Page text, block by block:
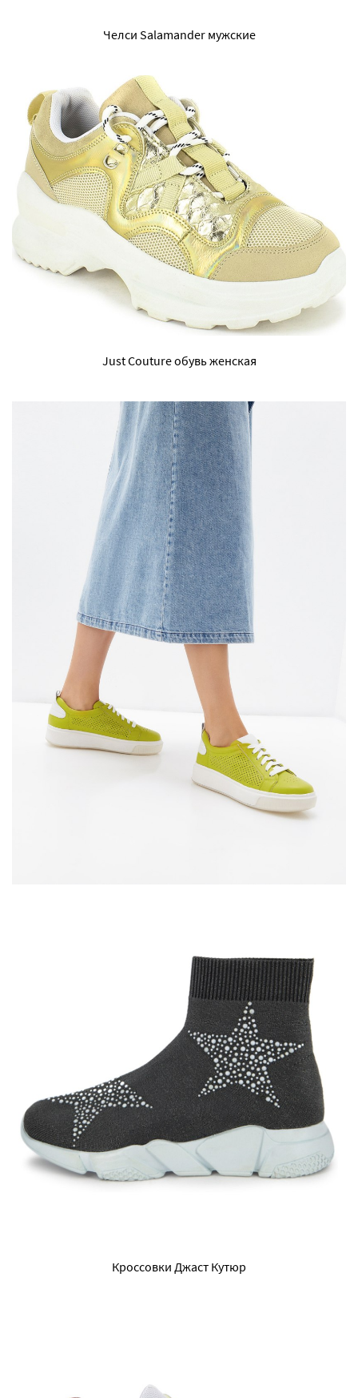
Челси Salamander мужские
Just Couture обувь женская
Кроссовки Джаст Кутюр